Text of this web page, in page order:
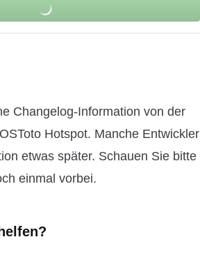
Changelog-Information von der
Hotspot. Manche Entwickler
etwas später. Schauen Sie bitte
einmal vorbei.